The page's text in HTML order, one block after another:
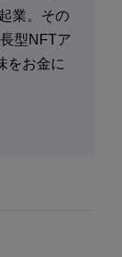
業。その
型NFTア
をお金に